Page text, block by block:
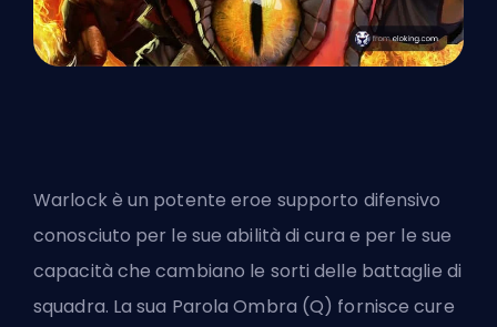
Warlock è un potente eroe supporto difensivo
conosciuto per le sue abilità di cura e per le sue
capacità che cambiano le sorti delle battaglie di
squadra. La sua Parola Ombra (Q) fornisce cure